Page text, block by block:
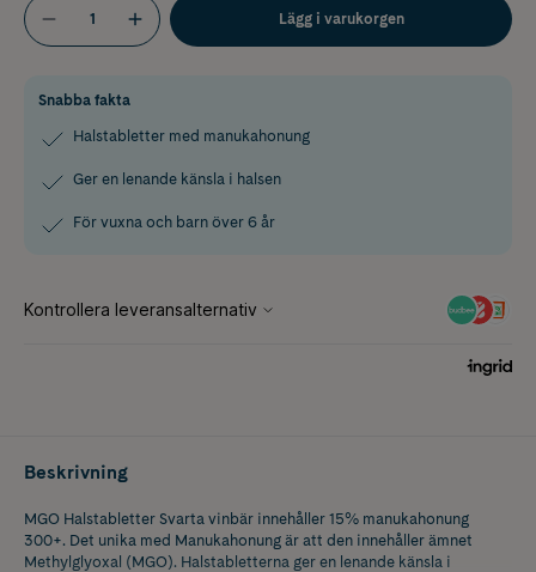
Lägg i varukorgen
Snabba fakta
Halstabletter med manukahonung
Ger en lenande känsla i halsen
För vuxna och barn över 6 år
Beskrivning
MGO Halstabletter Svarta vinbär innehåller 15% manukahonung
300+. Det unika med Manukahonung är att den innehåller ämnet
Methylglyoxal (MGO). Halstabletterna ger en lenande känsla i